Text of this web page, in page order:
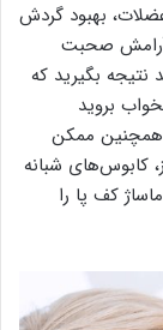
بهبود گردش
صحبت
نتیجه بگیرید که
بروید
همچنین ممکن
کابوس‌های شبانه
کف پا را